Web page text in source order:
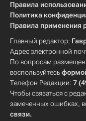
Правила
Политика
Правила применения
Главный редактор:
Адрес электронной
По вопросам
воспользуйтесь
Телефон Редакции: 7
Чтобы связаться с
замеченных ошибках,
связи.